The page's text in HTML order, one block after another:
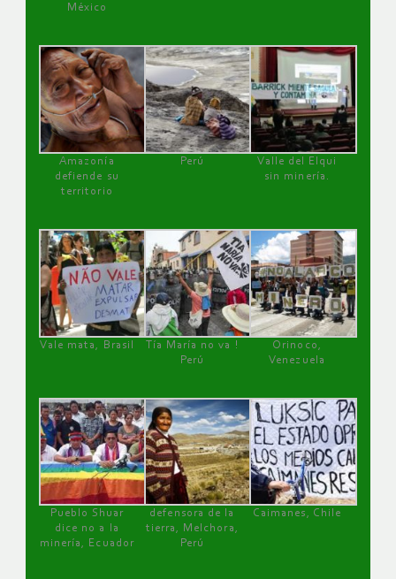
México
Amazonía
defiende su
territorio
Perú
Valle del Elqui
sin minería.
Vale mata, Brasil
Tía María no va !
Perú
Orinoco,
Venezuela
Pueblo Shuar
dice no a la
minería, Ecuador
defensora de la
tierra, Melchora,
Perú
Caimanes, Chile